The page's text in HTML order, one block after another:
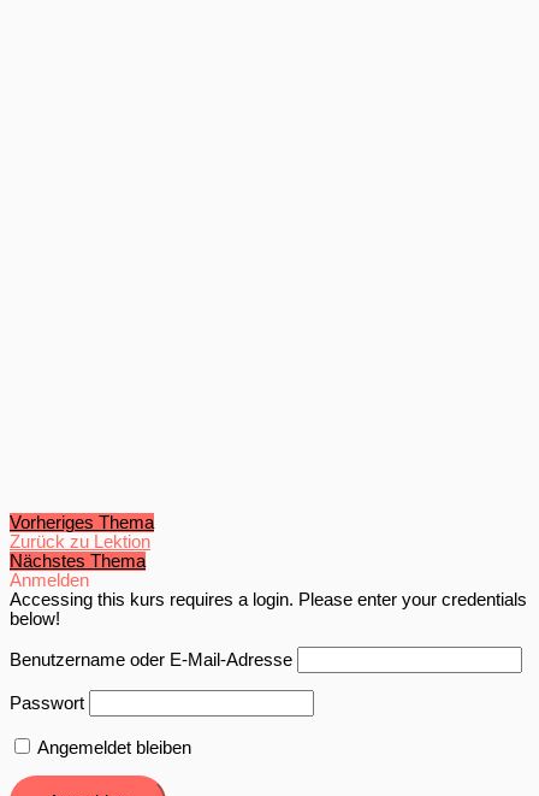
Vorheriges Thema
Zurück zu Lektion
Nächstes Thema
Anmelden
Accessing this kurs requires a login. Please enter your credentials
below!
Benutzername oder E-Mail-Adresse
Passwort
Angemeldet bleiben